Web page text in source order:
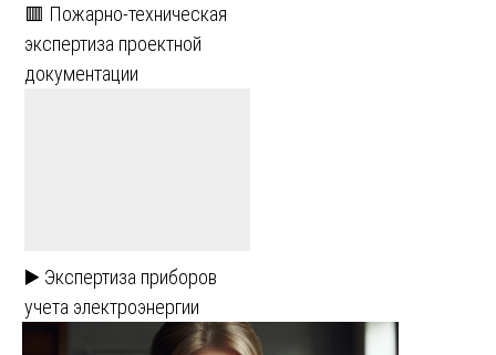
🟥 Пожарно-техническая
экспертиза проектной
документации
▶️ Экспертиза приборов
учета электроэнергии